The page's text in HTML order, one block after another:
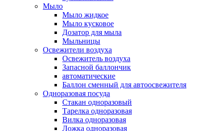
Мыло
Мыло жидкое
Мыло кусковое
Дозатор для мыла
Мыльницы
Освежители воздуха
Освежитель воздуха
Запасной баллончик
автоматические
Баллон сменный для автоосвежителя
Одноразовая посуда
Стакан одноразовый
Тарелка одноразовая
Вилка одноразовая
Ложка одноразовая